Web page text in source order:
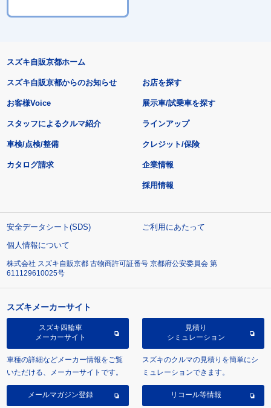
スズキ自販京都ホーム
スズキ自販京都からのお知らせ
お客様Voice
スタッフによるクルマ紹介
お店を探す
展示車/試乗車を探す
ラインアップ
車検/点検/整備 クレジット/保険
カタログ請求 企業情報
採用情報
安全データシート(SDS)
ご利用にあたって
個人情報について
株式会社 スズキ自販京都 古物商許可証番号 京都府公安委員会 第
611129610025号
スズキメーカーサイト
スズキ四輪車
メーカーサイト
車種の詳細などメーカー情報をご覧
いただける、メーカーサイトです。
見積り
シミュレーション
スズキのクルマの見積りを簡単にシ
ミュレーションできます。
メールマガジン登録 リコール等情報